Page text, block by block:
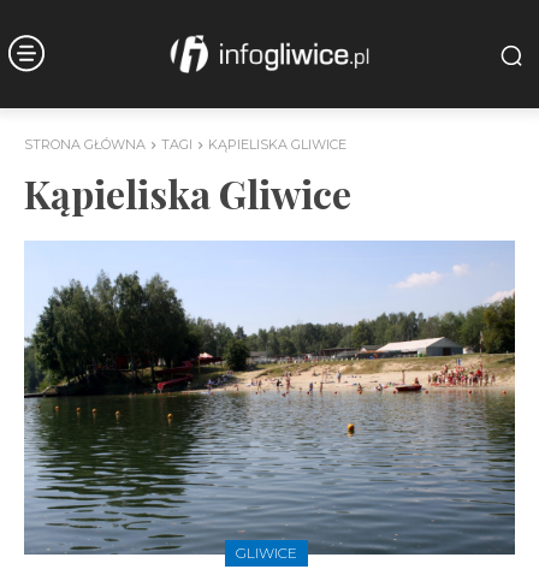
STRONA GŁÓWNA TAGI KĄPIELISKA GLIWICE
Kąpieliska Gliwice
GLIWICE